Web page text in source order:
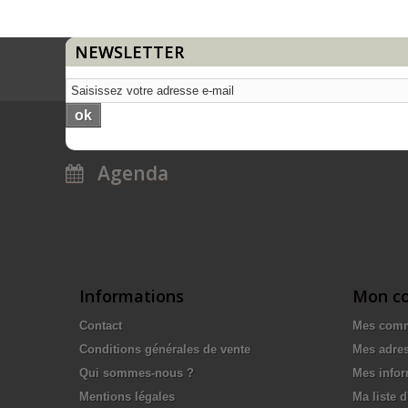
NEWSLETTER
ok
Agenda
Informations
Contact
Conditions générales de vente
Qui sommes-nous ?
Mentions légales
Mon
Mes
Mes
Mes
Ma liste